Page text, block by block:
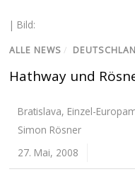
| Bild:
ALLE NEWS /
Hathway und
Bratislava, Einzel-
Simon Rösner
27. Mai, 2008